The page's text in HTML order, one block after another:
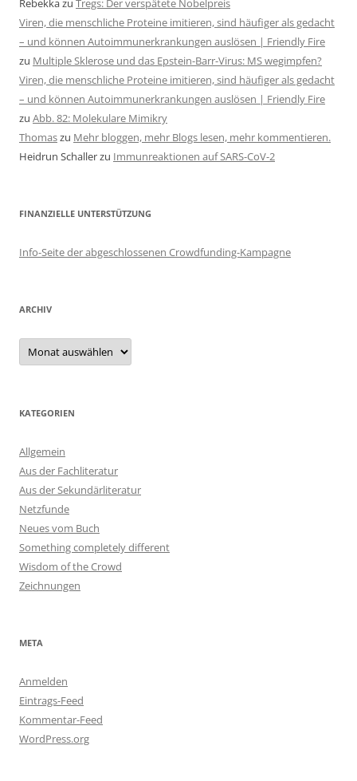
Viren, die menschliche Proteine imitieren, sind häufiger als gedacht
– und können Autoimmunerkrankungen auslösen | Friendly Fire
zu Multiple Sklerose und das Epstein-Barr-Virus: MS wegimpfen?
Viren, die menschliche Proteine imitieren, sind häufiger als gedacht
– und können Autoimmunerkrankungen auslösen | Friendly Fire
zu Abb. 82: Molekulare Mimikry
Thomaszu Mehr bloggen, mehr Blogs lesen, mehr kommentieren.
Heidrun Schallerzu Immunreaktionen auf SARS-CoV-2
FINANZIELLE UNTERSTÜTZUNG
Info-Seite der abgeschlossenen Crowdfunding-Kampagne
ARCHIV
Archiv
KATEGORIEN
Allgemein
Aus der Fachliteratur
Aus der Sekundärliteratur
Netzfunde
Neues vom Buch
Something completely different
Wisdom of the Crowd
Zeichnungen
META
Anmelden
Eintrags-Feed
Kommentar-Feed
WordPress.org